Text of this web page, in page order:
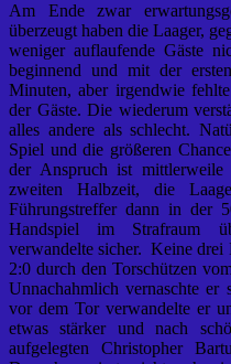
Am Ende zwar
überzeugt haben die Laager,
weniger auflaufende Gäste
beginnend und mit der
Minuten, aber irgendwie
der Gäste. Die wiederum
alles andere als schlecht.
Spiel und die größeren
der Anspruch ist
zweiten Halbzeit, die
Führungstreffer dann in der
Handspiel im Strafraum
verwandelte sicher. Keine drei
2:0 durch den Torschützen
Unnachahmlich vernaschte er
vor dem Tor verwandelte er
etwas stärker und nach
aufgelegten Christopher